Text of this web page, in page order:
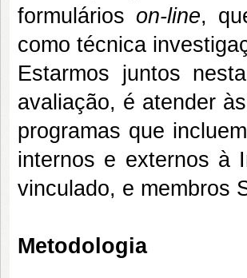
formulários on-line,
como técnica
Estarmos juntos
avaliação, é atender
programas que
internos e externos à
vinculado, e membros
Metodologia